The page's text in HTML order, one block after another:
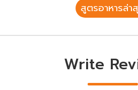
สูตรอาหารล่า
Write